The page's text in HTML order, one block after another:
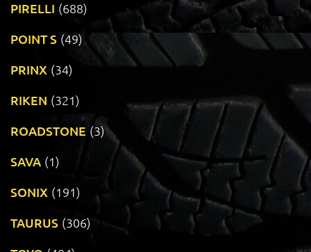
PIRELLI (688)
POINT S (49)
PRINX (34)
RIKEN (321)
ROADSTONE (3)
SAVA (1)
SONIX (191)
TAURUS (306)